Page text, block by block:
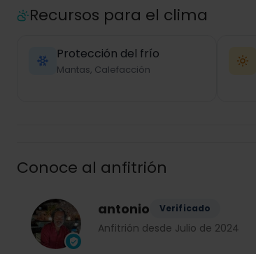
Recursos para el clima
Protección del frío
Mantas, Calefacción
Conoce al anfitrión
antonio Verificado
Anfitrión desde Julio de 2024